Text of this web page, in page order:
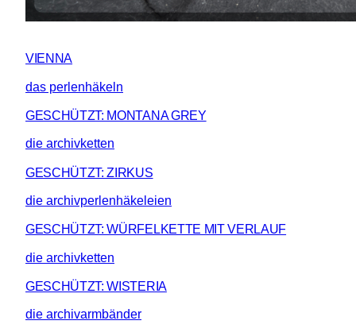
VIENNA
das perlenhäkeln
GESCHÜTZT: MONTANA GREY
die archivketten
GESCHÜTZT: ZIRKUS
die archivperlenhäkeleien
GESCHÜTZT: WÜRFELKETTE MIT VERLAUF
die archivketten
GESCHÜTZT: WISTERIA
die archivarmbänder